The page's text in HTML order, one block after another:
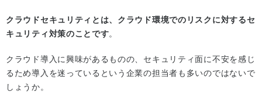
クラウドセキュリティとは、クラウド環境でのリスクに対するセ
キュリティ対策のことです。
クラウド導入に興味があるものの、セキュリティ面に不安を感じ
るため導入を迷っているという企業の担当者も多いのではないで
しょうか。